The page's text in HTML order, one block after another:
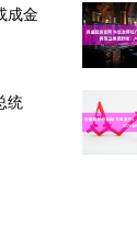
成金
统